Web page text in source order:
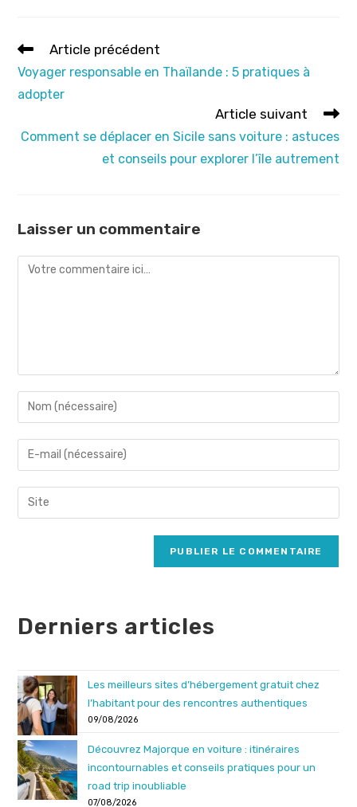
Read
articles
Article précédent
Voyager responsable en Thaïlande : 5 pratiques à
adopter
Article suivant
Comment se déplacer en Sicile sans voiture : astuces
et conseils pour explorer l’île autrement
Laisser un commentaire
Comment
Enter
your
name
to
comment
Enter
your
email
address
Saisir
l’URL
Derniers articles
Les meilleurs sites d’hébergement gratuit chez
l’habitant pour des rencontres authentiques
09/08/2026
Découvrez Majorque en voiture : itinéraires
incontournables et conseils pratiques pour un
road trip inoubliable
07/08/2026